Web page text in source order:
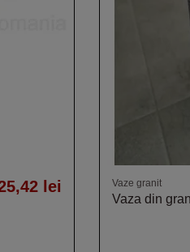
lei Vaze granit
Vaza din